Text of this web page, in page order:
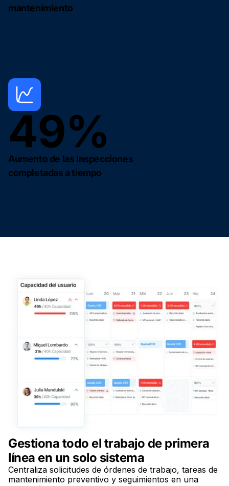
mantenimiento
49%
Aumento de las inspecciones
completadas a tiempo
Gestiona todo el trabajo de primera
línea en un solo sistema
Centraliza solicitudes de órdenes de trabajo, tareas de
mantenimiento preventivo y seguimientos en una